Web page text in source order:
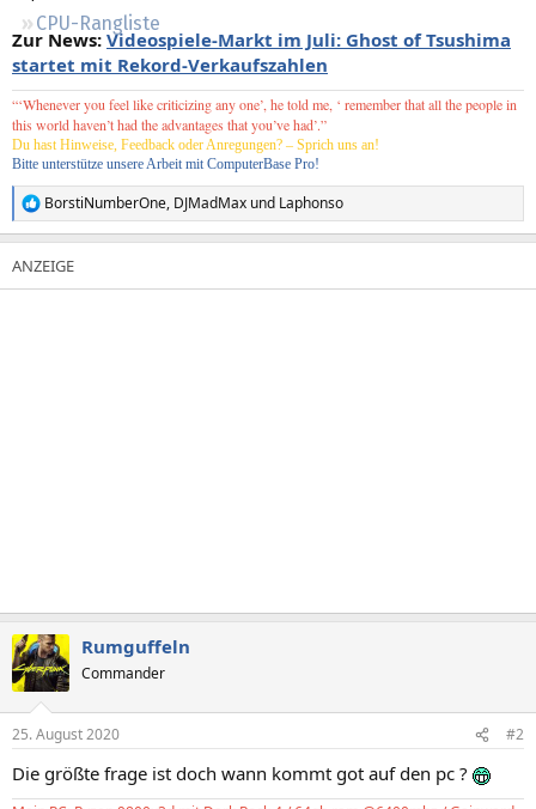
CPU-Rangliste
Zur News: Videospiele-Markt im Juli: Ghost of Tsushima
startet mit Rekord-Verkaufszahlen
“‘Whenever you feel like criticizing any one’, he told me, ‘ remember that all the people in
this world haven’t had the advantages that you’ve had’.”
Du hast Hinweise, Feedback oder Anregungen? – Sprich uns an!
Bitte unterstütze unsere Arbeit mit ComputerBase Pro!
R
e
a
k
t
BorstiNumberOne, DJMadMax und Laphonso
Rumguffeln
Commander
25. August 2020 #2
Die größte frage ist doch wann kommt got auf den pc ?